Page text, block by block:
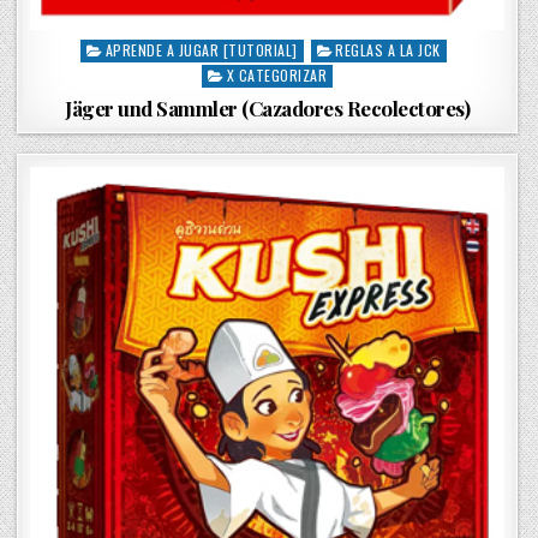
P
s
t
e
i
n
APRENDE A JUGAR [TUTORIAL]
REGLAS A LA JCK
X CATEGORIZAR
Jäger und Sammler (Cazadores Recolectores)